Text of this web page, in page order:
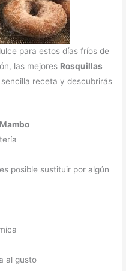
para estos días fríos de
las mejores Rosquillas
receta y descubrirás
posible sustituir por algún
al gusto